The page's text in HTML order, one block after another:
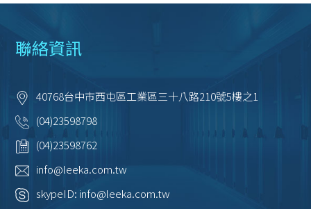
聯絡資訊
40768台中市西屯區工業區三十八路210號5樓之1
(04)23598798
(04)23598762
info@leeka.com.tw
skypeID: info@leeka.com.tw